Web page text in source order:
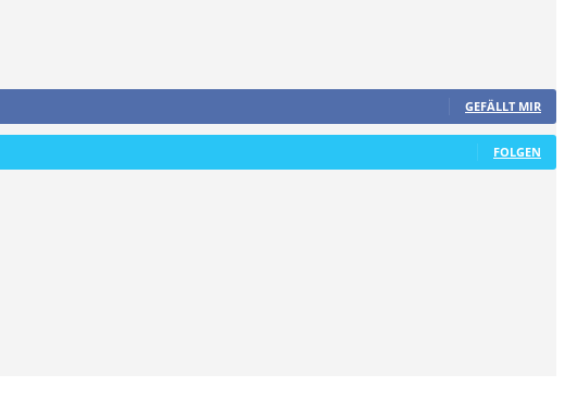
GEFÄLLT MIR
FOLGEN